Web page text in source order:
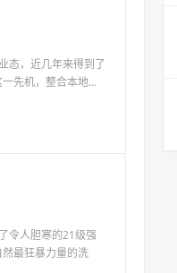
态，近几年来得到了
先机，整合本地...
令人胆寒的21级强
最狂暴力量的洗